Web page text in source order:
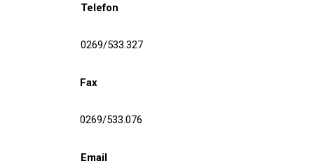
Telefon
0269/533.327
Fax
0269/533.076
Email